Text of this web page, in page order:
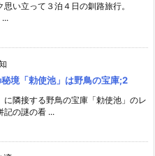
い立って３泊４日の釧路旅行。
境「勅使池」は野鳥の宝庫;2
に隣接する野鳥の宝庫「勅使池」のレ
記の謎の看 ...